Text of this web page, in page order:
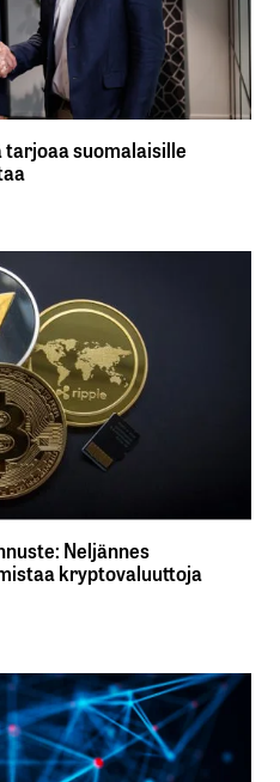
suomalaisille
Neljännes
kryptovaluuttoja